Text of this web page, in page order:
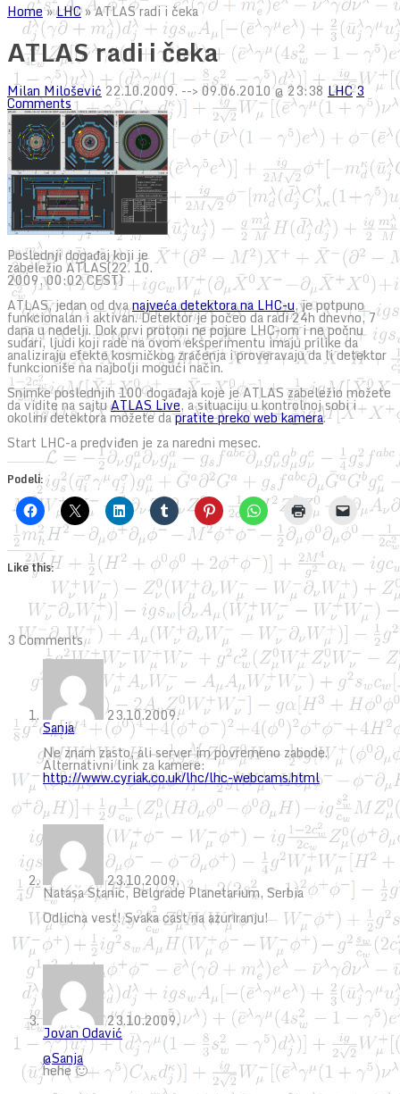
Home»LHC»ATLAS radi i čeka
ATLAS radi i čeka
Milan Milošević 22.10.2009. --> 09.06.2010 @ 23:38 LHC 3
Comments
Poslednji događaj koji je
zabeležio ATLAS(22. 10.
2009, 00:02 CEST)
ATLAS, jedan od dvanajveća detektora na LHC-u, je potpuno
funkcionalan i aktivan. Detektor je počeo da radi 24h dnevno, 7
dana u nedelji. Dok prvi protoni ne pojure LHC-om i ne počnu
sudari, ljudi koji rade na ovom eksperimentu imaju prilike da
analiziraju efekte kosmičkog zračenja i proveravaju da li detektor
funkcioniše na najbolji mogući način.
Snimke poslednjih 100 događaja koje je ATLAS zabeležio možete
da vidite na sajtuATLAS Live, a situaciju u kontrolnoj sobi i
okolini detektora možete dapratite preko web kamera.
Start LHC-a predviđen je za naredni mesec.
Podeli:
Like this:
3 Comments
23.10.2009.
Sanja
Ne znam zasto, ali server im povremeno zabode.
Alternativni link za kamere:
http://www.cyriak.co.uk/lhc/lhc-webcams.html
23.10.2009.
Natasa Stanic, Belgrade Planetarium, Serbia
Odlicna vest! Svaka cast na azuriranju!
23.10.2009.
Jovan Odavić
@Sanja
hehe 🙂